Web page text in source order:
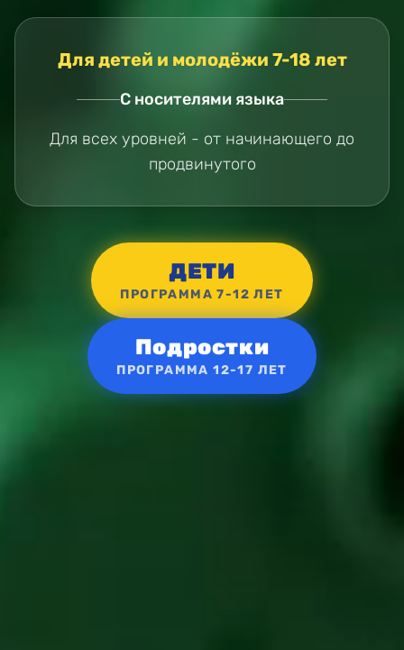
Для детей и молодёжи 7-18 лет
С носителями языка
Для всех уровней - от начинающего до
продвинутого
ДЕТИ
ПРОГРАММА 7-12 ЛЕТ
Подростки
ПРОГРАММА 12-17 ЛЕТ